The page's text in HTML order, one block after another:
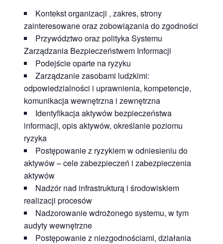
Kontekst organizacji , zakres, strony
zainteresowane oraz zobowiązania do zgodności
Przywództwo oraz polityka Systemu
Zarządzania Bezpieczeństwem Informacji
Podejście oparte na ryzyku
Zarządzanie zasobami ludzkimi:
odpowiedzialności i uprawnienia, kompetencje,
komunikacja wewnętrzna i zewnętrzna
Identyfikacja aktywów bezpieczeństwa
informacji, opis aktywów, określanie poziomu
ryzyka
Postępowanie z ryzykiem w odniesieniu do
aktywów – cele zabezpieczeń i zabezpieczenia
aktywów
Nadzór nad infrastrukturą i środowiskiem
realizacji procesów
Nadzorowanie wdrożonego systemu, w tym
audyty wewnętrzne
Postępowanie z niezgodnościami, działania